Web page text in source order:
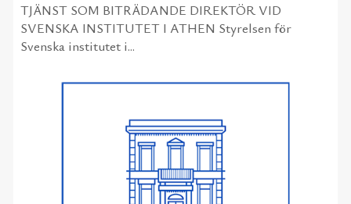
TJÄNST SOM BITRÄDANDE DIREKTÖR VID
SVENSKA INSTITUTET I ATHEN Styrelsen för
Svenska institutet i...